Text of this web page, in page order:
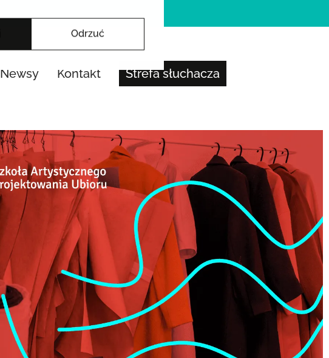
Odrzuć
Newsy Kontakt Strefa słuchacza